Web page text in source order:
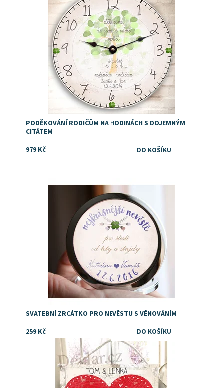
PODĚKOVÁNÍ RODIČŮM NA HODINÁCH S DOJEMNÝM
CITÁTEM
979 Kč
SVATEBNÍ ZRCÁTKO PRO NEVĚSTU S VĚNOVÁNÍM
259 Kč
Dostupnost:
Skladem